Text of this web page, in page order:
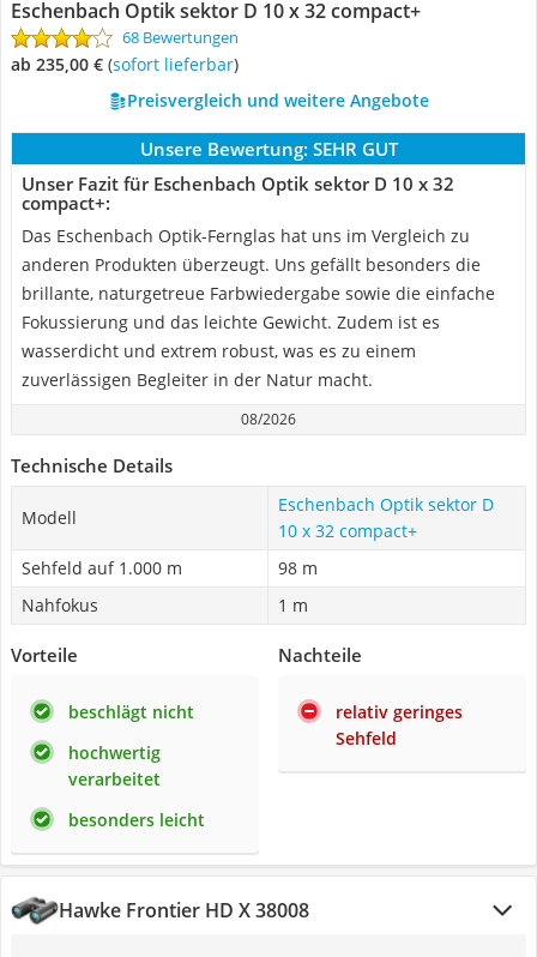
Eschenbach Optik sektor D 10 x 32 compact+
68 Bewertungen
ab 235,00 € ( Sofort lieferbar)
Preisvergleich und weitere Angebote
Unsere Bewertung: SEHR GUT
Unser Fazit für Eschenbach Optik sektor D 10 x 32
compact+:
Das Eschenbach Optik-Fernglas hat uns im Vergleich zu
anderen Produkten überzeugt. Uns gefällt besonders die
brillante, naturgetreue Farbwiedergabe sowie die einfache
Fokussierung und das leichte Gewicht. Zudem ist es
wasserdicht und extrem robust, was es zu einem
zuverlässigen Begleiter in der Natur macht.
08/2026
Technische Details
Modell
Eschenbach Optik sektor D
10 x 32 compact+
Sehfeld auf 1.000 m
98 m
Nahfokus
1 m
Vorteile
beschlägt nicht
hochwertig
verarbeitet
besonders leicht
Nachteile
relativ geringes
Sehfeld
Hawke Frontier HD X 38008